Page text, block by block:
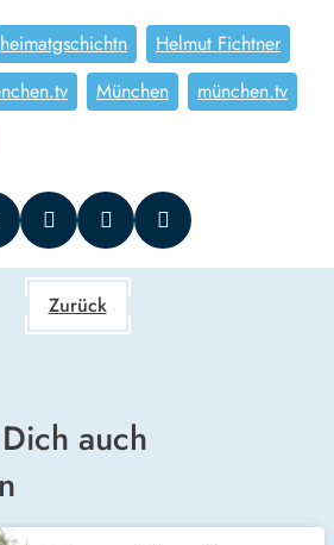
heimatgschichtn
Helmut Fichtner
München
münchen.tv
Zurück
auch